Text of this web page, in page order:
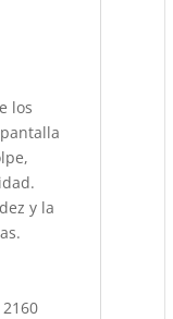
los
y la